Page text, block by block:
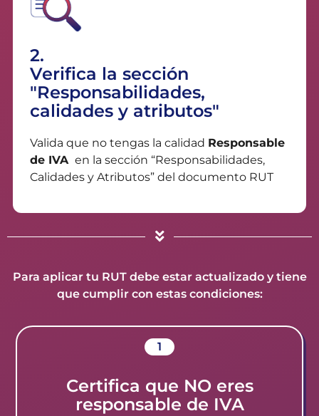
2.
Verifica la sección
"Responsabilidades,
calidades y atributos"
Valida que no tengas la calidad Responsable
de IVA en la sección “Responsabilidades,
Calidades y Atributos” del documento RUT
Para aplicar tu RUT debe estar actualizado y tiene
que cumplir con estas condiciones:
1
Certifica que NO eres
responsable de IVA